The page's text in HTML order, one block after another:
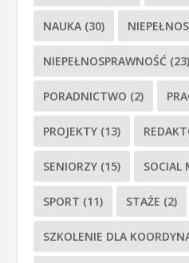
NAUKA (30)
NIEPEŁNOSPRAWNOŚĆ (23)
PORADNICTWO (2)
PROJEKTY (13)
SENIORZY (15) SOCIAL
SPORT (11) STAŻE (2)
SZKOLENIE DLA